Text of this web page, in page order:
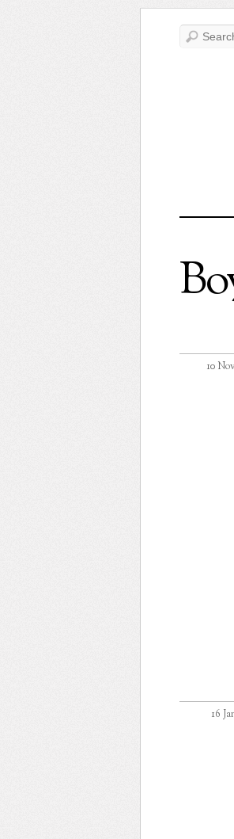
10
16